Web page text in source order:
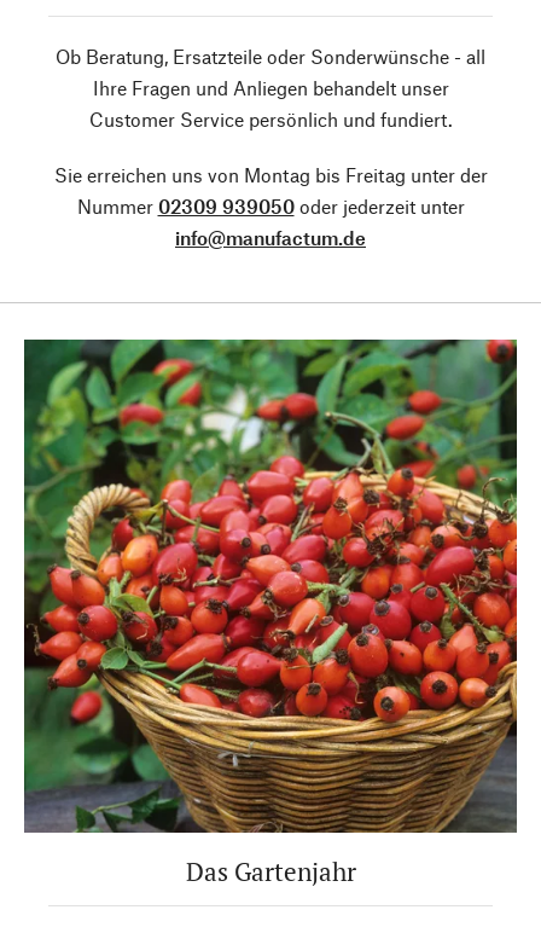
Ob Beratung, Ersatzteile oder Sonderwünsche - all
Ihre Fragen und Anliegen behandelt unser
Customer Service persönlich und fundiert.
Sie erreichen uns von Montag bis Freitag unter der
Nummer 02309 939050oder jederzeit unter
info@manufactum.de
Das Gartenjahr